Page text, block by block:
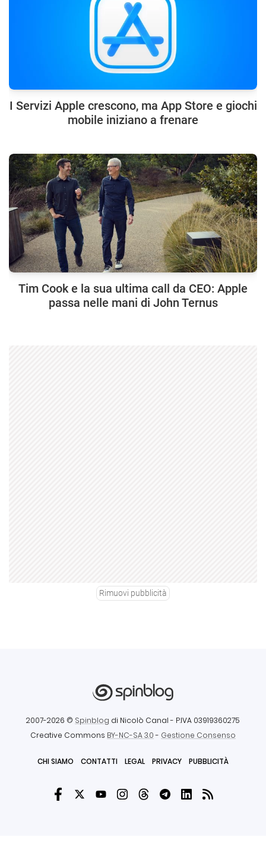
I Servizi Apple crescono, ma App Store e giochi
mobile iniziano a frenare
Tim Cook e la sua ultima call da CEO: Apple
passa nelle mani di John Ternus
Rimuovi pubblicità
2007-2026 © Spinblog di Nicolò Canal - P.IVA 03919360275
Creative Commons BY-NC-SA 3.0- Gestione Consenso
CHI SIAMO CONTATTI LEGAL PRIVACY PUBBLICITÀ